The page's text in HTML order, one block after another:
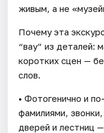
живым, а не
Почему эта
“вау” из деталей:
коротких сцен —
слов.
• Фотогенично и
фамилиями,
дверей и лестниц